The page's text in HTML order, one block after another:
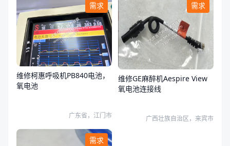
需求
维修柯惠呼吸机PB840电池，
氧电池
广东省，江门市
需求
维修GE麻醉机Aespire View
氧电池连接线
广西壮族自治区，来宾市
需求